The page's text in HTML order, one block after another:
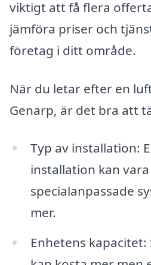
viktigt att få flera
jämföra priser och
företag i ditt område.
När du letar efter en
Genarp, är det bra att
Typ av installation:
installation kan
specialanpassade
mer.
Enhetens